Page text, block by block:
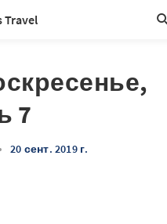
Travel
7
20 сент. 2019 г.